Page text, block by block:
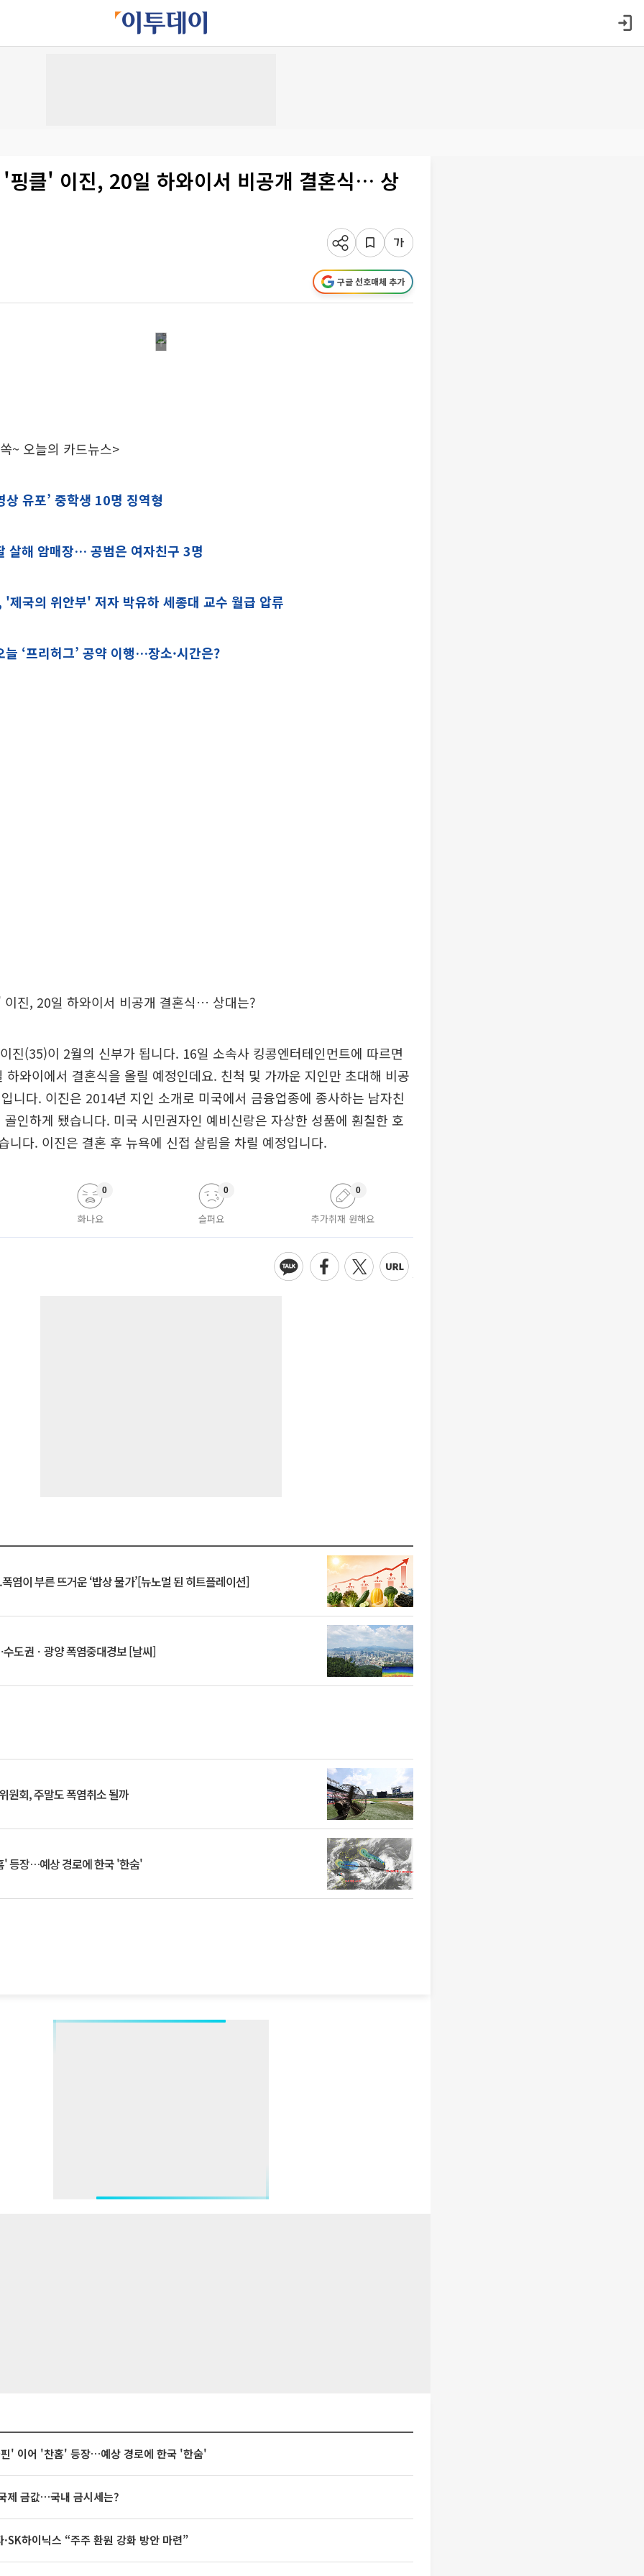
핑클' 이진, 20일 하와이서 비공개 결혼식… 상
구글 선호매체 추가
~ 오늘의 카드뉴스>
상 유포’ 중학생 10명 징역형
살해 암매장… 공범은 여자친구 3명
'제국의 위안부' 저자 박유하 세종대 교수 월급 압류
‘프리허그’ 공약 이행…장소·시간은?
진, 20일 하와이서 비공개 결혼식… 상대는?
진(35)이 2월의 신부가 됩니다. 16일 소속사 킹콩엔터테인먼트에 따르면
하와이에서 결혼식을 올릴 예정인데요. 친척 및 가까운 지인만 초대해 비공
니다. 이진은 2014년 지인 소개로 미국에서 금융업종에 종사하는 남자친
인하게 됐습니다. 미국 시민권자인 예비신랑은 자상한 성품에 훤칠한 호
니다. 이진은 결혼 후 뉴욕에 신접 살림을 차릴 예정입니다.
화나요
0
슬퍼요
0
추가취재 원해요
0
염이 부른 뜨거운 ‘밥상 물가’[뉴노멀 된 히트플레이션]
도권ㆍ광양 폭염중대경보 [날씨]
원회, 주말도 폭염취소 될까
' 등장…예상 경로에 한국 '한숨'
' 이어 '찬홈' 등장…예상 경로에 한국 '한숨'
제 금값…국내 금시세는?
·SK하이닉스 “주주 환원 강화 방안 마련”